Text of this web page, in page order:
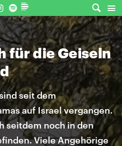
für die Geiseln
seit dem
auf Israel vergangen.
seitdem noch in den
Viele Angehörige